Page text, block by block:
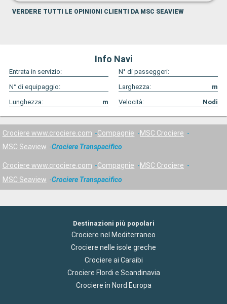
giorno di poter viaggiare di nuovo con questa compagnia. La
nave è splendida e i servizi a bordo hanno reso la vacanza
VERDERE TUTTI LE OPINIONI CLIENTI DA MSC SEAVIEW
Info Navi
Entrata in servizio:
N° di passeggeri:
N° di equipaggio:
Larghezza:
m
Lunghezza:
m Velocità: Nodi
Crociere www.crociere.com Compagnie
MSC Crociere
MSC Seaview
Crociere Transpacifico
Crociere www.crociere.com Compagnie
MSC Crociere
MSC Seaview
Crociere Transpacifico
Destinazioni più popolari
Crociere nel Mediterraneo
Crociere nelle isole greche
Crociere ai Caraibi
Crociere Flordi e Scandinavia
Crociere in Nord Europa